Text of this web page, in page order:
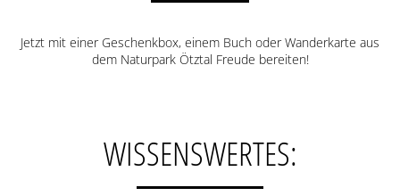
Jetzt mit einer Geschenkbox, einem Buch oder Wanderkarte aus
dem Naturpark Ötztal Freude bereiten!
WISSENSWERTES: